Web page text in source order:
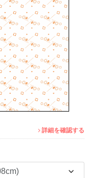
詳細を確認する